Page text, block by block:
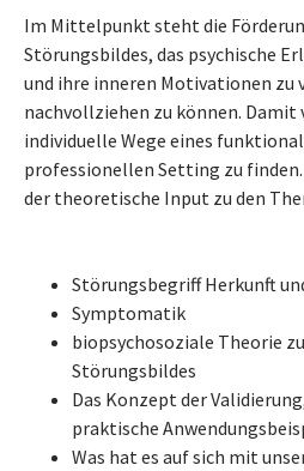
Im Mittelpunkt steht die
Störungsbildes, das psychische
und ihre inneren Motivationen zu
nachvollziehen zu können. Damit
individuelle Wege eines
professionellen Setting zu
der theoretische Input zu den
Störungsbegriff Herkunft
Symptomatik
biopsychosoziale Theorie
Störungsbildes
Das Konzept der
praktische
Was hat es auf sich mit